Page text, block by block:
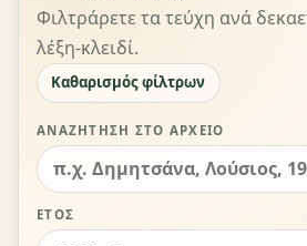
Φιλτράρετε τα τεύχη ανά
λέξη-κλειδί.
Καθαρισμός φίλτρων
ΑΝΑΖΉΤΗΣΗ ΣΤΟ ΑΡΧΕΊΟ
ΈΤΟΣ